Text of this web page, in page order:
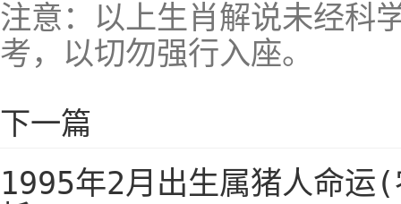
注意：以上生肖解说未经科
考，以切勿强行入座。
下一篇
1995年2月出生属猪人命运